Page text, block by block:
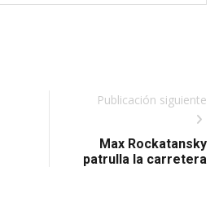
Publicación siguiente
Max Rockatansky
patrulla la carretera